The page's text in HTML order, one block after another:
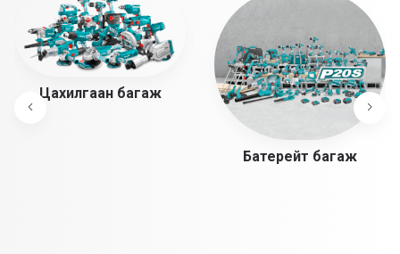
Цахилгаан багаж
Батерейт багаж